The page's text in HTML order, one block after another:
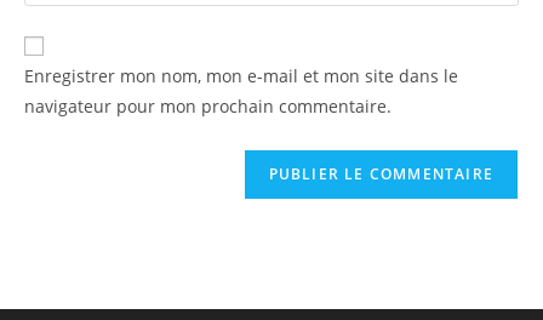
Enregistrer mon nom, mon e-mail et mon site dans le
navigateur pour mon prochain commentaire.